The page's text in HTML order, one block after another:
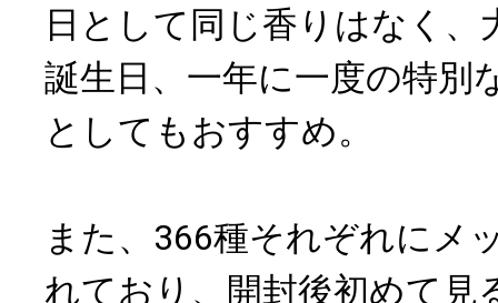
日として同じ香りはなく、
誕生日、一年に一度の特別
としてもおすすめ。
また、366種それぞれにメ
れており、開封後初めて見